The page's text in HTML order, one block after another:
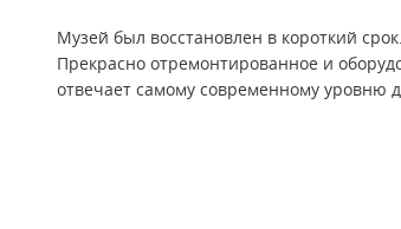
Музей был восстановлен в короткий
Прекрасно отремонтированное и
отвечает самому современному уровню